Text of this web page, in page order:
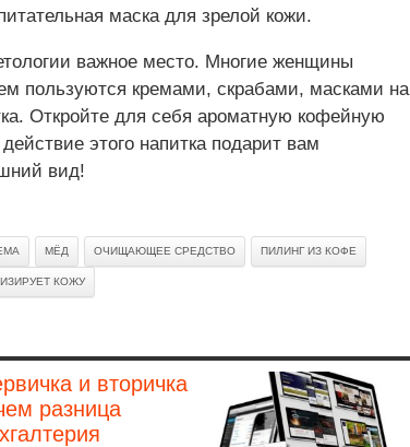
маска для зрелой кожи.
важное место. Многие женщины
пользуются кремами, скрабами, масками на
Откройте для себя ароматную кофейную
этого напитка подарит вам
вид!
МЁД ОЧИЩАЮЩЕЕ СРЕДСТВО ПИЛИНГ ИЗ КОФЕ
КОЖУ
и вторичка
разница